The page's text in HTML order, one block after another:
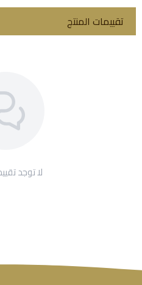
تقييمات المنتج
لا توجد